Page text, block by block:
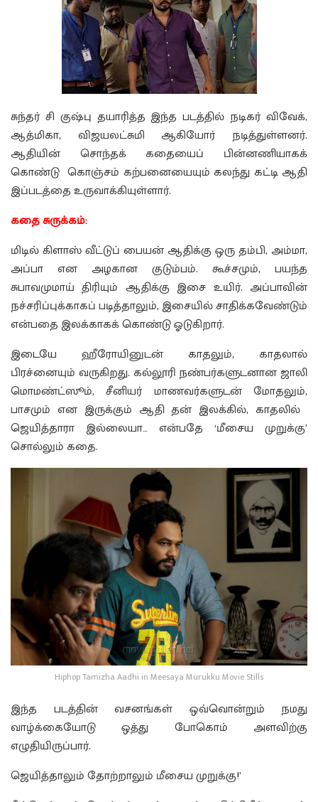
சுந்தர் சி குஷ்பு தயாரித்த இந்த படத்தில் நடிகர் விவேக்,
ஆத்மிகா, விஜயலட்சுமி ஆகியோர் நடித்துள்ளனர்.
ஆதியின் சொந்தக் கதையைப் பின்னணியாகக்
கொண்டு கொஞ்சம் கற்பனையையும் கலந்து கட்டி ஆதி
இப்படத்தை உருவாக்கியுள்ளார்.
கதை சுருக்கம்:
மிடி​ல்​ கிளாஸ் வீட்டுப் பையன் ஆதிக்கு ஒரு தம்பி, அம்மா,
அப்பா என அழகான குடும்பம். கூச்சமும், பயந்த
சுபாவமுமாய் திரியும் ஆதிக்கு இசை உயிர். அப்பாவின்
நச்சரிப்புக்காகப் படித்தாலும், இசையில் சாதிக்கவேண்டும்
என்பதை இலக்காகக் கொண்டு ஓடுகிறார்.
இடையே ஹீரோயினுட​ன்​ காதலும்​, காதலால்​
பிரச்னையும் வருகிறது. கல்லூரி நண்பர்களுடனான ஜா​லி
மொமண்ட்ஸூம்​, சீனியர் மாணவர்களுடன் மோதலும்,
பாசமும் என​ இருக்கும் ஆதி தன் இலக்கில், காதலில் ​
ஜெயித்தாரா இல்லையா… என்பதே ‘மீசைய முறுக்கு’
சொல்லும் கதை.
Hiphop Tamizha Aadhi in Meesaya Murukku Movie Stills
இந்த படத்தின் வசனங்கள் ஒவ்வொன்றும் நமது
வாழ்க்கையோடு ஒத்து போகொம் அளவிற்கு
எழுதியிருப்பார்.
ஜெயித்தாலும் தோற்றாலும் மீசைய முறுக்கு!’